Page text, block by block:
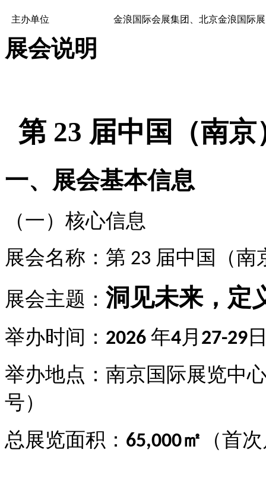
主办单位 金浪国际会展集团、北京金浪国际
展会说明
第 23 届中国（南
一、展会基本信息
（一）核心信息
展会名称：第 23 届中国（南
展会主题： 洞见未来，定
举办时间： 2026 年4月 27-29
举办地点：南京国际展览中
号）
总展览面积： 65,000㎡ （首